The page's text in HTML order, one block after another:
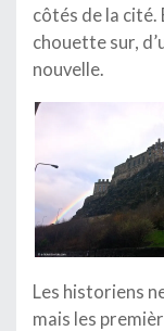
côtés de la cité.
chouette sur,
nouvelle.
Les historiens
mais les